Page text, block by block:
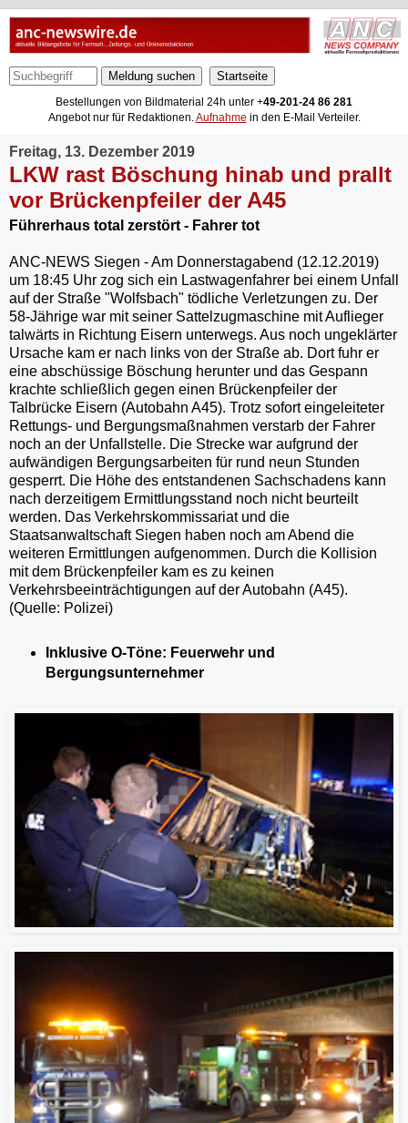
Meldung suchen
Bestellungen von Bildmaterial 24h unter +49-201-24 86 281
Angebot nur für Redaktionen.Aufnahme in den E-Mail Verteiler.
Freitag, 13. Dezember 2019
LKW rast Böschung hinab und prallt
vor Brückenpfeiler der A45
Führerhaus total zerstört - Fahrer tot
ANC-NEWS Siegen - Am Donnerstagabend (12.12.2019)
um 18:45 Uhr zog sich ein Lastwagenfahrer bei einem Unfall
auf der Straße "Wolfsbach" tödliche Verletzungen zu. Der
58-Jährige war mit seiner Sattelzugmaschine mit Auflieger
talwärts in Richtung Eisern unterwegs. Aus noch ungeklärter
Ursache kam er nach links von der Straße ab. Dort fuhr er
eine abschüssige Böschung herunter und das Gespann
krachte schließlich gegen einen Brückenpfeiler der
Talbrücke Eisern (Autobahn A45). Trotz sofort eingeleiteter
Rettungs- und Bergungsmaßnahmen verstarb der Fahrer
noch an der Unfallstelle. Die Strecke war aufgrund der
aufwändigen Bergungsarbeiten für rund neun Stunden
gesperrt. Die Höhe des entstandenen Sachschadens kann
nach derzeitigem Ermittlungsstand noch nicht beurteilt
werden. Das Verkehrskommissariat und die
Staatsanwaltschaft Siegen haben noch am Abend die
weiteren Ermittlungen aufgenommen. Durch die Kollision
mit dem Brückenpfeiler kam es zu keinen
Verkehrsbeeinträchtigungen auf der Autobahn (A45).
(Quelle: Polizei)
Inklusive O-Töne: Feuerwehr und
Bergungsunternehmer